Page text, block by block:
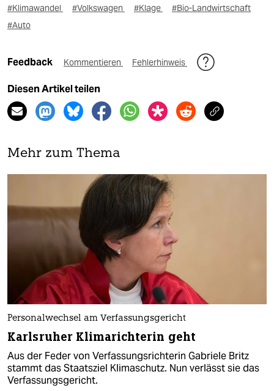
#Klimawandel #Volkswagen #Klage
#Bio-Landwirtschaft
#Auto
Feedback Kommentieren Fehlerhinweis
Diesen Artikel teilen
Mehr zum Thema
Personalwechsel am Verfassungsgericht
Karlsruher Klimarichterin geht
Aus der Feder von Verfassungsrichterin Gabriele Britz
stammt das Staatsziel Klimaschutz. Nun verlässt sie das
Verfassungsgericht.